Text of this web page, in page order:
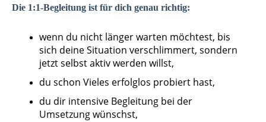
Die 1:1-Begleitung ist für dich genau richtig:
wenn du nicht länger warten möchtest, bis
sich deine Situation verschlimmert, sondern
jetzt selbst aktiv werden willst,
du schon Vieles erfolglos probiert hast,
du dir intensive Begleitung bei der
Umsetzung wünschst,